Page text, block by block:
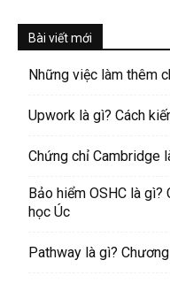
Bài viết mới
Những việc làm thêm
Upwork là gì? Cách
Chứng chỉ Cambridge
Bảo hiểm OSHC là gì?
học Úc
Pathway là gì?